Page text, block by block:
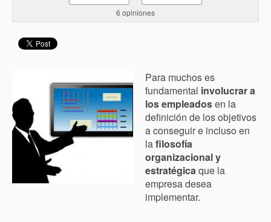
6 opiniones
Para muchos es
fundamental involucrar a
los empleadosen la
definición de los objetivos
a conseguir e incluso en
lafilosofía
organizacional y
estratégicaque la
empresa desea
implementar.